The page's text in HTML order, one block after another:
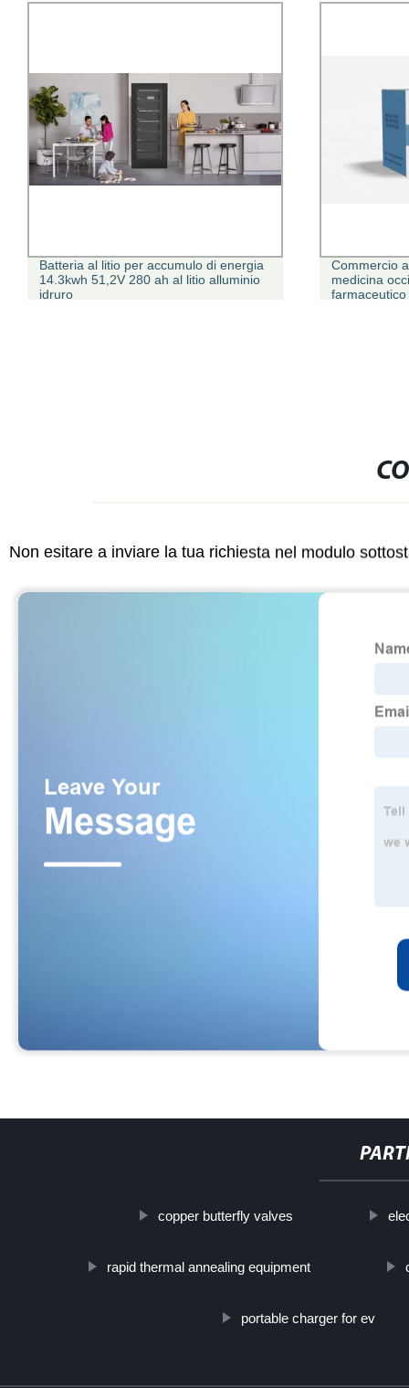
Commercio all&prime;ingrosso di
medicina occidentale GMP farmaco
Non esitare a inviare la tua richiesta nel modulo
copper butterfly valves
rapid thermal annealing equipment
portable charger for ev